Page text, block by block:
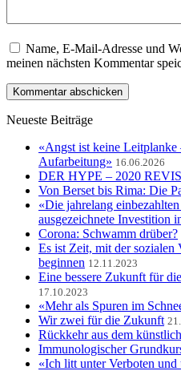
Name, E-Mail-Adresse und
meinen nächsten Kommentar
Neueste Beiträge
«Angst ist keine
Aufarbeitung» 16.06.2026
DER HYPE – 2020
Von Berset bis Rima: Die
«Die jahrelang
ausgezeichnete Investition
Corona: Schwamm drüber?
Es ist Zeit, mit der sozialen
beginnen 12.11.2023
Eine bessere Zukunft für
17.10.2023
«Mehr als Spuren im
Wir zwei für die Zukunft
Rückkehr aus dem
Immunologischer
«Ich litt unter Verboten